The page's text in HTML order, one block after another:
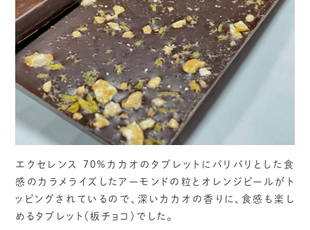
エクセレンス 70%カカオのタブレットにパリパリとした食
感のカラメライズしたアーモンドの粒とオレンジピールがト
ッピングされているので、深いカカオの香りに、食感も楽し
めるタブレット（板チョコ）でした。